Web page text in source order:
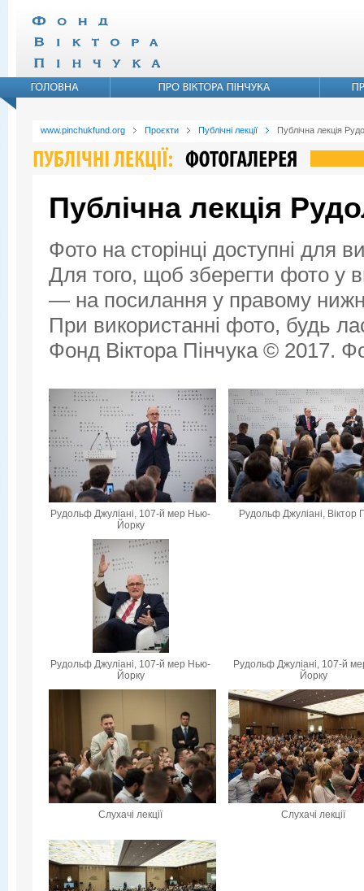
www.pinchukfund.org Проєкти Публічні лекції Публічна лекція
Публічна лекція
Фото на сторінці доступні для
Для того, щоб зберегти фото у
— на посилання у правому
При використанні фото, будь
Фонд Віктора Пінчука © 2017.
Рудольф Джуліані, 107-й мер Нью-
Йорку
Рудольф Джуліані, Віктор
Рудольф Джуліані, 107-й мер Нью-
Йорку
Рудольф Джуліані, 107-й
Йорку
Слухачі лекції Слухачі лекції